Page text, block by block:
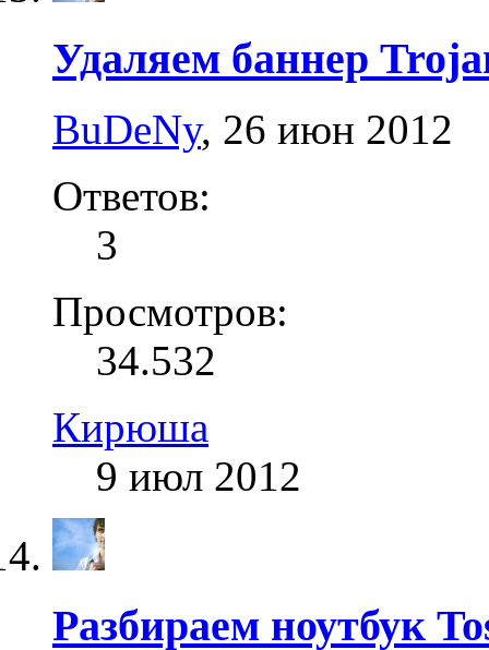
Удаляем баннер
BuDeNy, 26 июн 2012
Ответов:
3
Просмотров:
34.532
Кирюша
9 июл 2012
Разбираем ноутбук